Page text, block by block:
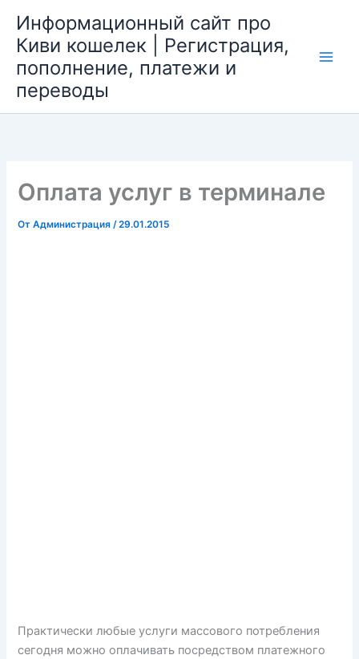
содержимому
Информационный сайт про
Киви кошелек | Регистрация,
пополнение, платежи и
переводы
Оплата услуг в терминале
ОтАдминистрация/29.01.2015
Практически любые услуги массового потребления
сегодня можно оплачивать посредством платежного